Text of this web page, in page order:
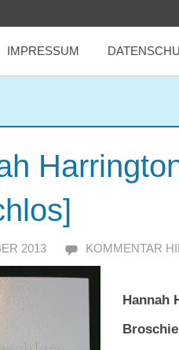
IMPRESSUM
2013 JULIA
KOMMENTAR
Hannah